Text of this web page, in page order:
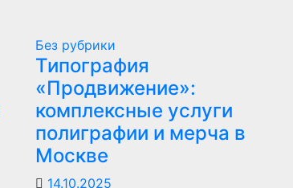
Без рубрики
Типография
«Продвижение»:
комплексные услуги
полиграфии и мерча в
Москве
14.10.2025